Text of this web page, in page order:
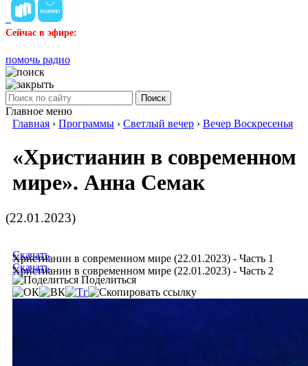
Сейчас в эфире:
помочь радио
Поиск
Главное меню
Главная › Программы › Светлый вечер › Вечер Воскресенья
«Христианин в современном
мире». Анна Семак
(22.01.2023)
Христианин в современном мире (22.01.2023) - Часть 1
Скачать
Христианин в современном мире (22.01.2023) - Часть 2
Скачать
Поделиться